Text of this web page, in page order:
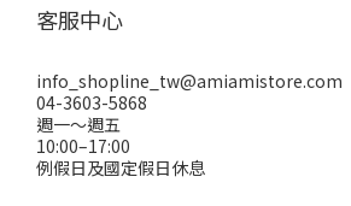
客服中心
info_shopline_tw@amiamistore.com
04-3603-5868
週一～週五
10:00–17:00
例假日及國定假日休息